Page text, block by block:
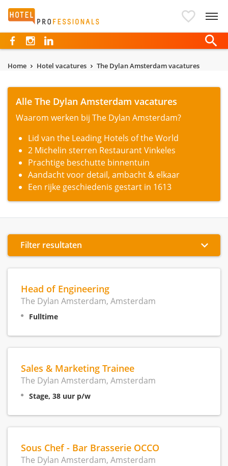
Hotelprofessionals
Home Hotel vacatures The Dylan Amsterdam vacatures
Alle The Dylan Amsterdam vacatures
Waarom werken bij The Dylan Amsterdam?
Lid van the Leading Hotels of the World
2 Michelin sterren Restaurant Vinkeles
Prachtige beschutte binnentuin
Aandacht voor detail, ambacht & elkaar
Een rijke geschiedenis gestart in 1613
Filter resultaten
Head of Engineering
The Dylan Amsterdam, Amsterdam
Fulltime
Sales & Marketing Trainee
The Dylan Amsterdam, Amsterdam
Stage, 38 uur p/w
Sous Chef - Bar Brasserie OCCO
The Dylan Amsterdam, Amsterdam